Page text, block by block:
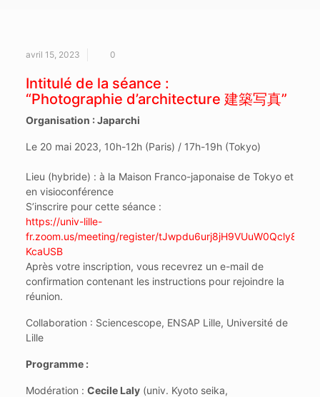
avril 15, 2023 0
Intitulé de la séance :
“Photographie d’architecture 建築写真”
Organisation : Japarchi
Le 20 mai 2023, 10h-12h (Paris) / 17h-19h (Tokyo)
Lieu (hybride) : à la Maison Franco-japonaise de Tokyo et
en visioconférence
S’inscrire pour cette séance :
https://univ-lille-
fr.zoom.us/meeting/register/
KcaUSB
Après votre inscription, vous recevrez un e-mail de
confirmation contenant les instructions pour rejoindre la
réunion.
Collaboration : Sciencescope, ENSAP Lille, Université de
Lille
Programme :
Modération : Cecile Laly(univ. Kyoto seika,